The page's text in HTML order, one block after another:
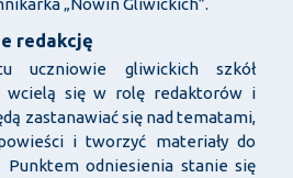
„Nowin Gliwickich”.
redakcję
uczniowie gliwickich szkół
wcielą się w rolę redaktorów i
zastanawiać się nad tematami,
i tworzyć materiały do
Punktem odniesienia stanie się